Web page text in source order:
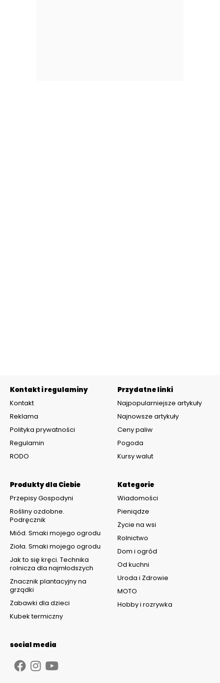
Kontakt i regulaminy
Kontakt
Reklama
Polityka prywatności
Regulamin
RODO
Kategorie
Wiadomości
Pieniądze
Życie na wsi
Rolnictwo
Dom i ogród
Od kuchni
Uroda i Zdrowie
MOTO
Hobby i rozrywka
Produkty dla Ciebie
Przepisy Gospodyni
Rośliny ozdobne.
Podręcznik
Miód. Smaki mojego ogrodu
Zioła. Smaki mojego ogrodu
Jak to się kręci. Technika
rolnicza dla najmłodszych
Znacznik plantacyjny na
grządki
Zabawki dla dzieci
Kubek termiczny
Przydatne linki
Najpopularniejsze artykuły
Najnowsze artykuły
Ceny paliw
Pogoda
Kursy walut
social media